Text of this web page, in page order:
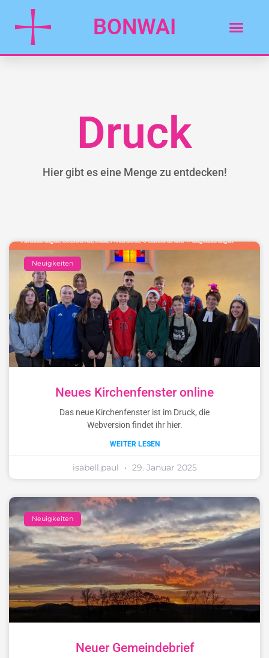
BONWAI
Druck
Hier gibt es eine Menge zu entdecken!
Neuigkeiten
Neues Kirchenfenster online
Das neue Kirchenfenster ist im Druck, die
Webversion findet ihr hier.
WEITER LESEN
isabell.paul 29. Januar 2025
Neuigkeiten
Neuer Gemeindebrief